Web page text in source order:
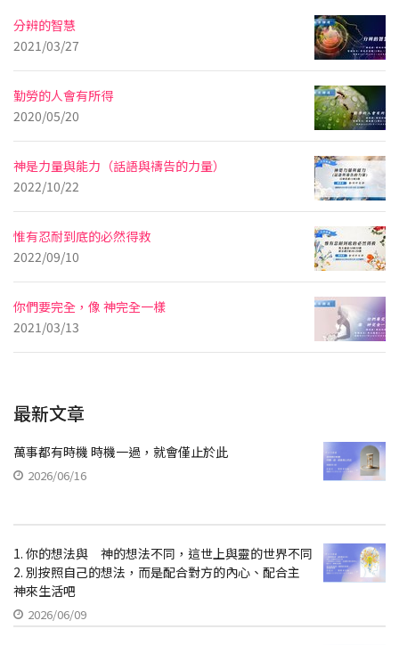
分辨的智慧
2021/03/27
勤勞的人會有所得
2020/05/20
神是力量與能力（話語與禱告的力量）
2022/10/22
惟有忍耐到底的必然得救
2022/09/10
你們要完全，像 神完全一樣
2021/03/13
最新文章
萬事都有時機 時機一過，就會僅止於此
2026/06/16
1. 你的想法與 神的想法不同，這世上與靈的世界不同
2. 別按照自己的想法，而是配合對方的內心、配合主
神來生活吧
2026/06/09